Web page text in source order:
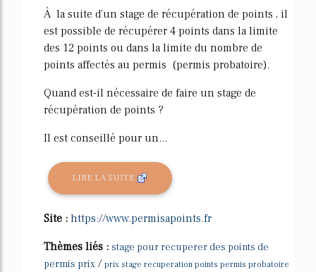
À la suite d'un stage de récupération de points , il
est possible de récupérer 4 points dans la limite
des 12 points ou dans la limite du nombre de
points affectés au permis (permis probatoire).
Quand est-il nécessaire de faire un stage de
récupération de points ?
Il est conseillé pour un...
LIRE LA SUITE
Site : https://www.permisapoints.fr
Thèmes liés : stage pour recuperer des points de
permis prix / prix stage recuperation points permis probatoire